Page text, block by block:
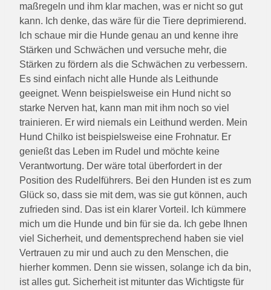
maßregeln und ihm klar machen, was er nicht so gut
kann. Ich denke, das wäre für die Tiere deprimierend.
Ich schaue mir die Hunde genau an und kenne ihre
Stärken und Schwächen und versuche mehr, die
Stärken zu fördern als die Schwächen zu verbessern.
Es sind einfach nicht alle Hunde als Leithunde
geeignet. Wenn beispielsweise ein Hund nicht so
starke Nerven hat, kann man mit ihm noch so viel
trainieren. Er wird niemals ein Leithund werden. Mein
Hund Chilko ist beispielsweise eine Frohnatur. Er
genießt das Leben im Rudel und möchte keine
Verantwortung. Der wäre total überfordert in der
Position des Rudelführers. Bei den Hunden ist es zum
Glück so, dass sie mit dem, was sie gut können, auch
zufrieden sind. Das ist ein klarer Vorteil. Ich kümmere
mich um die Hunde und bin für sie da. Ich gebe Ihnen
viel Sicherheit, und dementsprechend haben sie viel
Vertrauen zu mir und auch zu den Menschen, die
hierher kommen. Denn sie wissen, solange ich da bin,
ist alles gut. Sicherheit ist mitunter das Wichtigste für